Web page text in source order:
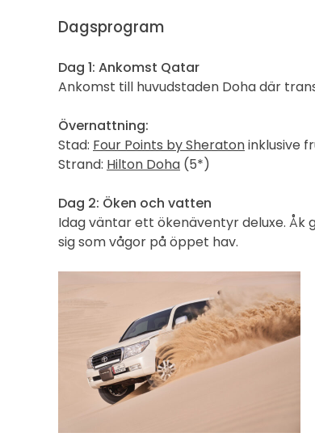
Dagsprogram
Dag 1: Ankomst Qatar
Ankomst till huvudstaden Doha där
Övernattning:
Stad: Four Points by Sheratoninklusive
Strand: Hilton Doha (5*)
Dag 2: Öken och vatten
Idag väntar ett ökenäventyr deluxe.
sig som vågor på öppet hav.